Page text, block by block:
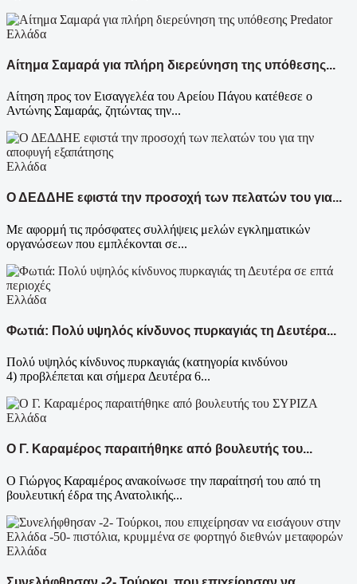
Ελλάδα
Αίτημα Σαμαρά για πλήρη διερεύνηση της υπόθεσης...
Αίτηση προς τον Εισαγγελέα του Αρείου Πάγου κατέθεσε ο
Αντώνης Σαμαράς, ζητώντας την...
Ελλάδα
Ο ΔΕΔΔΗΕ εφιστά την προσοχή των πελατών του για...
Με αφορμή τις πρόσφατες συλλήψεις μελών εγκληματικών
οργανώσεων που εμπλέκονται σε...
Ελλάδα
Φωτιά: Πολύ υψηλός κίνδυνος πυρκαγιάς τη Δευτέρα...
Πολύ υψηλός κίνδυνος πυρκαγιάς (κατηγορία κινδύνου
4) προβλέπεται και σήμερα Δευτέρα 6...
Ελλάδα
Ο Γ. Καραμέρος παραιτήθηκε από βουλευτής του...
Ο Γιώργος Καραμέρος ανακοίνωσε την παραίτησή του από τη
βουλευτική έδρα της Ανατολικής...
Ελλάδα